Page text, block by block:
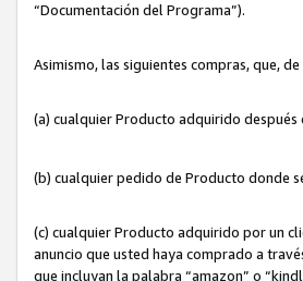
“Documentación del Programa”).
Asimismo, las siguientes compras, que,
(a) cualquier Producto adquirido
(b) cualquier pedido de Producto donde
(c) cualquier Producto adquirido por un
anuncio que usted haya comprado a
que incluyan la palabra “amazon” o